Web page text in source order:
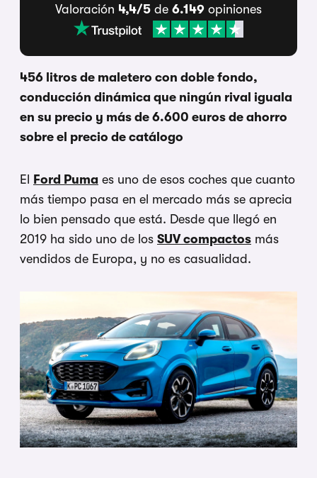
Valoración 4,4/5 de 6.149 opiniones
456 litros de maletero con doble fondo,
conducción dinámica que ningún rival iguala
en su precio y más de 6.600 euros de ahorro
sobre el precio de catálogo
El Ford Puma es uno de esos coches que cuanto
más tiempo pasa en el mercado más se aprecia
lo bien pensado que está. Desde que llegó en
2019 ha sido uno de los SUV compactos más
vendidos de Europa, y no es casualidad.